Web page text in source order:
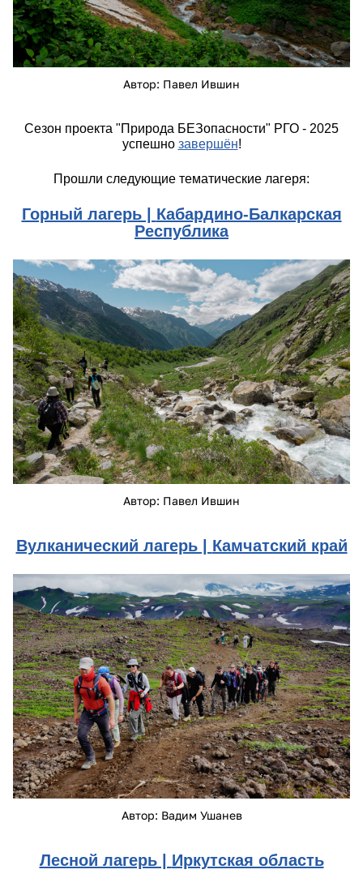
Автор: Павел Ившин
Сезон проекта "Природа БЕЗопасности" РГО - 2025
успешно завершён!
Прошли следующие тематические лагеря:
Горный лагерь | Кабардино-Балкарская
Республика
pvi_1456.jpg
Автор: Павел Ившин
Вулканический лагерь | Камчатский край
dsc08023.jpg
Автор: Вадим Ушанев
Лесной лагерь | Иркутская область